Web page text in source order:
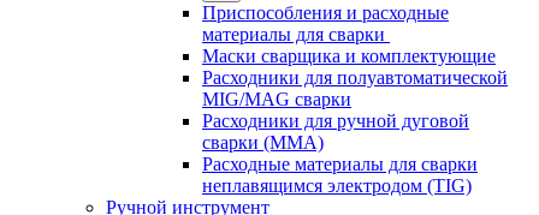
Приспособления и расходные
материалы для сварки
Маски сварщика и комплектующие
Расходники для полуавтоматической
MIG/MAG сварки
Расходники для ручной дуговой
сварки (MMA)
Расходные материалы для сварки
неплавящимся электродом (TIG)
Ручной инструмент